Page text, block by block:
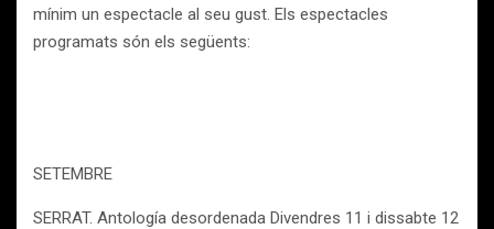
mínim un espectacle al seu gust. Els espectacles
programats són els següents:
SETEMBRE
SERRAT. Antología desordenada Divendres 11 i dissabte 12